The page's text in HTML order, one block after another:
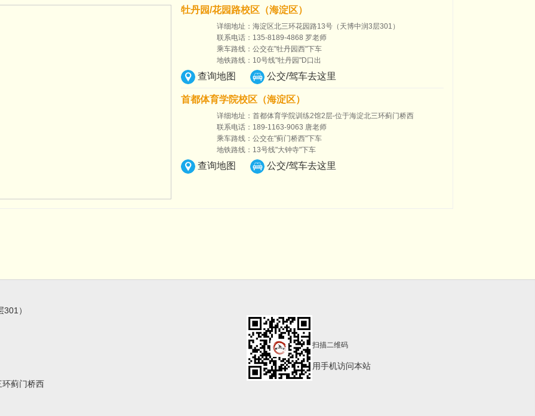
牡丹园/花园路校区（海淀区）
详细地址：海淀区北三环花园路13号（天博中润3层301）
联系电话：135-8189-4868 罗老师
乘车路线：公交在"牡丹园西"下车
地铁路线：10号线"牡丹园"D口出
查询地图 公交/驾车去这里
首都体育学院校区（海淀区）
详细地址：首都体育学院训练2馆2层-位于海淀北三环蓟门桥西
联系电话：189-1163-9063 唐老师
乘车路线：公交在"蓟门桥西"下车
地铁路线：13号线"大钟寺"下车
查询地图 公交/驾车去这里
）
蓟门桥西
扫描二维码
用手机访问本站